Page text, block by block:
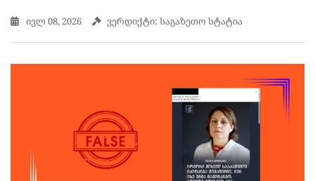
ივლ 08, 2026 ვერდიქტი: საგაზეთო სტატია